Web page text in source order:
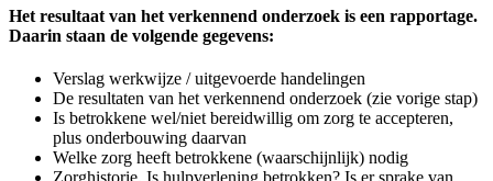
Het resultaat van het verkennend onderzoek is een rapportage.
Daarin staan de volgende gegevens:
Verslag werkwijze / uitgevoerde handelingen
De resultaten van het verkennend onderzoek (zie vorige stap)
Is betrokkene wel/niet bereidwillig om zorg te accepteren,
plus onderbouwing daarvan
Welke zorg heeft betrokkene (waarschijnlijk) nodig
Zorghistorie. Is hulpverlening betrokken? Is er sprake van